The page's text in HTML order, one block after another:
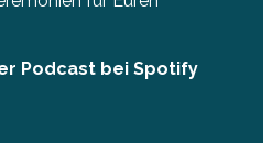
Podcast bei Spotify